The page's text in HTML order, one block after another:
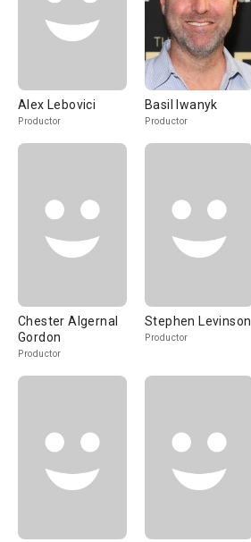
Alex Lebovici
Productor
Basil Iwanyk
Productor
Chester Algernal
Gordon
Productor
Stephen Levinson
Productor